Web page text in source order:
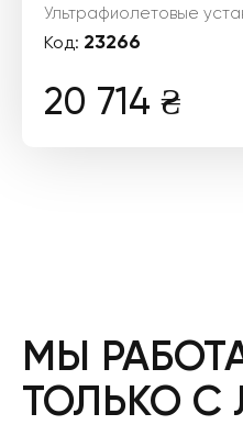
Ультрафиолетовые
Код: 23266
20 714 ₴
МЫ
ТОЛЬКО С